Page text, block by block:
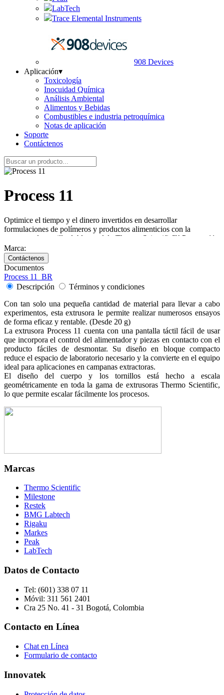
LabTech
Trace Elemental Instruments
908 Devices
Aplicación▾
Toxicología
Inocuidad Química
Análisis Ambiental
Alimentos y Bebidas
Combustibles e industria petroquímica
Notas de aplicación
Soporte
Contáctenos
Process 11
Optimice el tiempo y el dinero invertidos en desarrollar
formulaciones de polímeros y productos alimenticios con la
extrusora de tornillo doble paralelo Thermo Scientific™ Process 11.
Marca:
Documentos
Process 11_BR
Descripción
Términos y condiciones
Con tan solo una pequeña cantidad de material para llevar a cabo
experimentos, esta extrusora le permite realizar numerosos ensayos
de forma eficaz y rentable. (Desde 20 g)
La extrusora Process 11 cuenta con una pantalla táctil fácil de usar
que incorpora el control del alimentador y piezas en contacto con el
producto fáciles de desmontar. Su diseño en bloque compacto
reduce el espacio de laboratorio necesario y la convierte en el equipo
ideal para aplicaciones en campanas extractoras.
El diseño del cuerpo y los tornillos está hecho a escala
geométricamente en toda la gama de extrusoras Thermo Scientific,
lo que permite escalar fácilmente los procesos.
Marcas
Thermo Scientific
Milestone
Restek
BMG Labtech
Rigaku
Markes
Peak
LabTech
Datos de Contacto
Tel: (601) 338 07 11
Móvil: 311 561 2401
Cra 25 No. 41 - 31 Bogotá, Colombia
Contacto en Línea
Chat en Línea
Formulario de contacto
Innovatek